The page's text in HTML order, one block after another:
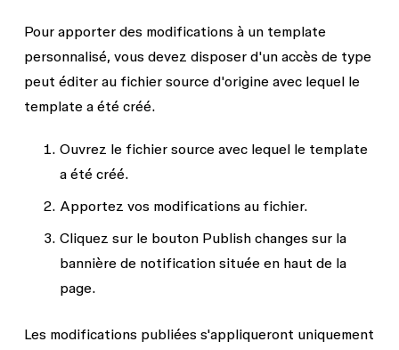
Pour apporter des modifications à un template
personnalisé, vous devez disposer d'un accès de type
peut éditerau fichier source d'origine avec lequel le
template a été créé.
Ouvrez le fichier source avec lequel le template
a été créé.
Apportez vos modifications au fichier.
Cliquez sur le bouton Publish changessur la
bannière de notification située en haut de la
page.
Les modifications publiées s'appliqueront uniquement